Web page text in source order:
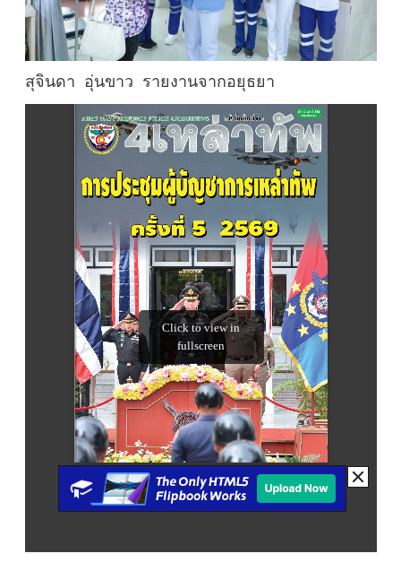
สุจินดา อุ่นขาว รายงานจากอยุธยา